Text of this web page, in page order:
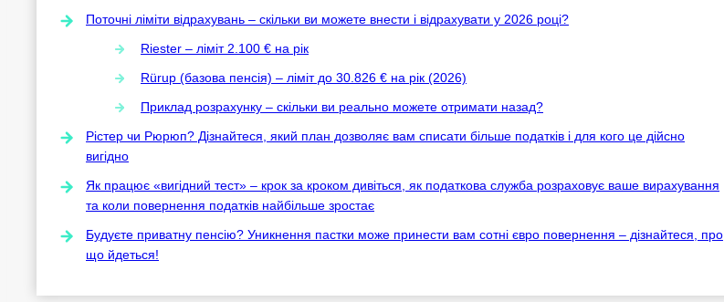
Поточні ліміти відрахувань – скільки ви можете внести і відрахувати у 2026 році?
Riester – ліміт 2.100 € на рік
Rürup (базова пенсія) – ліміт до 30.826 € на рік (2026)
Приклад розрахунку – скільки ви реально можете отримати назад?
Рістер чи Рюрюп? Дізнайтеся, який план дозволяє вам списати більше податків і для кого це дійсно
вигідно
Як працює «вигідний тест» – крок за кроком дивіться, як податкова служба розраховує ваше вирахування
та коли повернення податків найбільше зростає
Будуєте приватну пенсію? Уникнення пастки може принести вам сотні євро повернення – дізнайтеся, про
що йдеться!